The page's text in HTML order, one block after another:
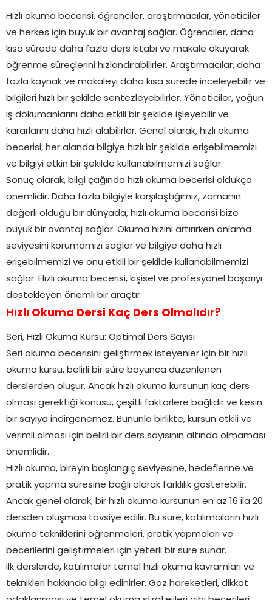
Hızlı okuma becerisi, öğrenciler, araştırmacılar, yöneticiler
ve herkes için büyük bir avantaj sağlar. Öğrenciler, daha
kısa sürede daha fazla ders kitabı ve makale okuyarak
öğrenme süreçlerini hızlandırabilirler. Araştırmacılar, daha
fazla kaynak ve makaleyi daha kısa sürede inceleyebilir ve
bilgileri hızlı bir şekilde sentezleyebilirler. Yöneticiler, yoğun
iş dökümanlarını daha etkili bir şekilde işleyebilir ve
kararlarını daha hızlı alabilirler. Genel olarak, hızlı okuma
becerisi, her alanda bilgiye hızlı bir şekilde erişebilmemizi
ve bilgiyi etkin bir şekilde kullanabilmemizi sağlar.
Sonuç olarak, bilgi çağında hızlı okuma becerisi oldukça
önemlidir. Daha fazla bilgiyle karşılaştığımız, zamanın
değerli olduğu bir dünyada, hızlı okuma becerisi bize
büyük bir avantaj sağlar. Okuma hızını artırırken anlama
seviyesini korumamızı sağlar ve bilgiye daha hızlı
erişebilmemizi ve onu etkili bir şekilde kullanabilmemizi
sağlar. Hızlı okuma becerisi, kişisel ve profesyonel başarıyı
destekleyen önemli bir araçtır.
Hızlı Okuma Dersi Kaç Ders Olmalıdır?
Seri, Hızlı Okuma Kursu: Optimal Ders Sayısı
Seri okuma becerisini geliştirmek isteyenler için bir hızlı
okuma kursu, belirli bir süre boyunca düzenlenen
derslerden oluşur. Ancak hızlı okuma kursunun kaç ders
olması gerektiği konusu, çeşitli faktörlere bağlıdır ve kesin
bir sayıya indirgenemez. Bununla birlikte, kursun etkili ve
verimli olması için belirli bir ders sayısının altında olmaması
önemlidir.
Hızlı okuma, bireyin başlangıç seviyesine, hedeflerine ve
pratik yapma süresine bağlı olarak farklılık gösterebilir.
Ancak genel olarak, bir hızlı okuma kursunun en az 16 ila 20
dersden oluşması tavsiye edilir. Bu süre, katılımcıların hızlı
okuma tekniklerini öğrenmeleri, pratik yapmaları ve
becerilerini geliştirmeleri için yeterli bir süre sunar.
İlk derslerde, katılımcılar temel hızlı okuma kavramları ve
teknikleri hakkında bilgi edinirler. Göz hareketleri, dikkat